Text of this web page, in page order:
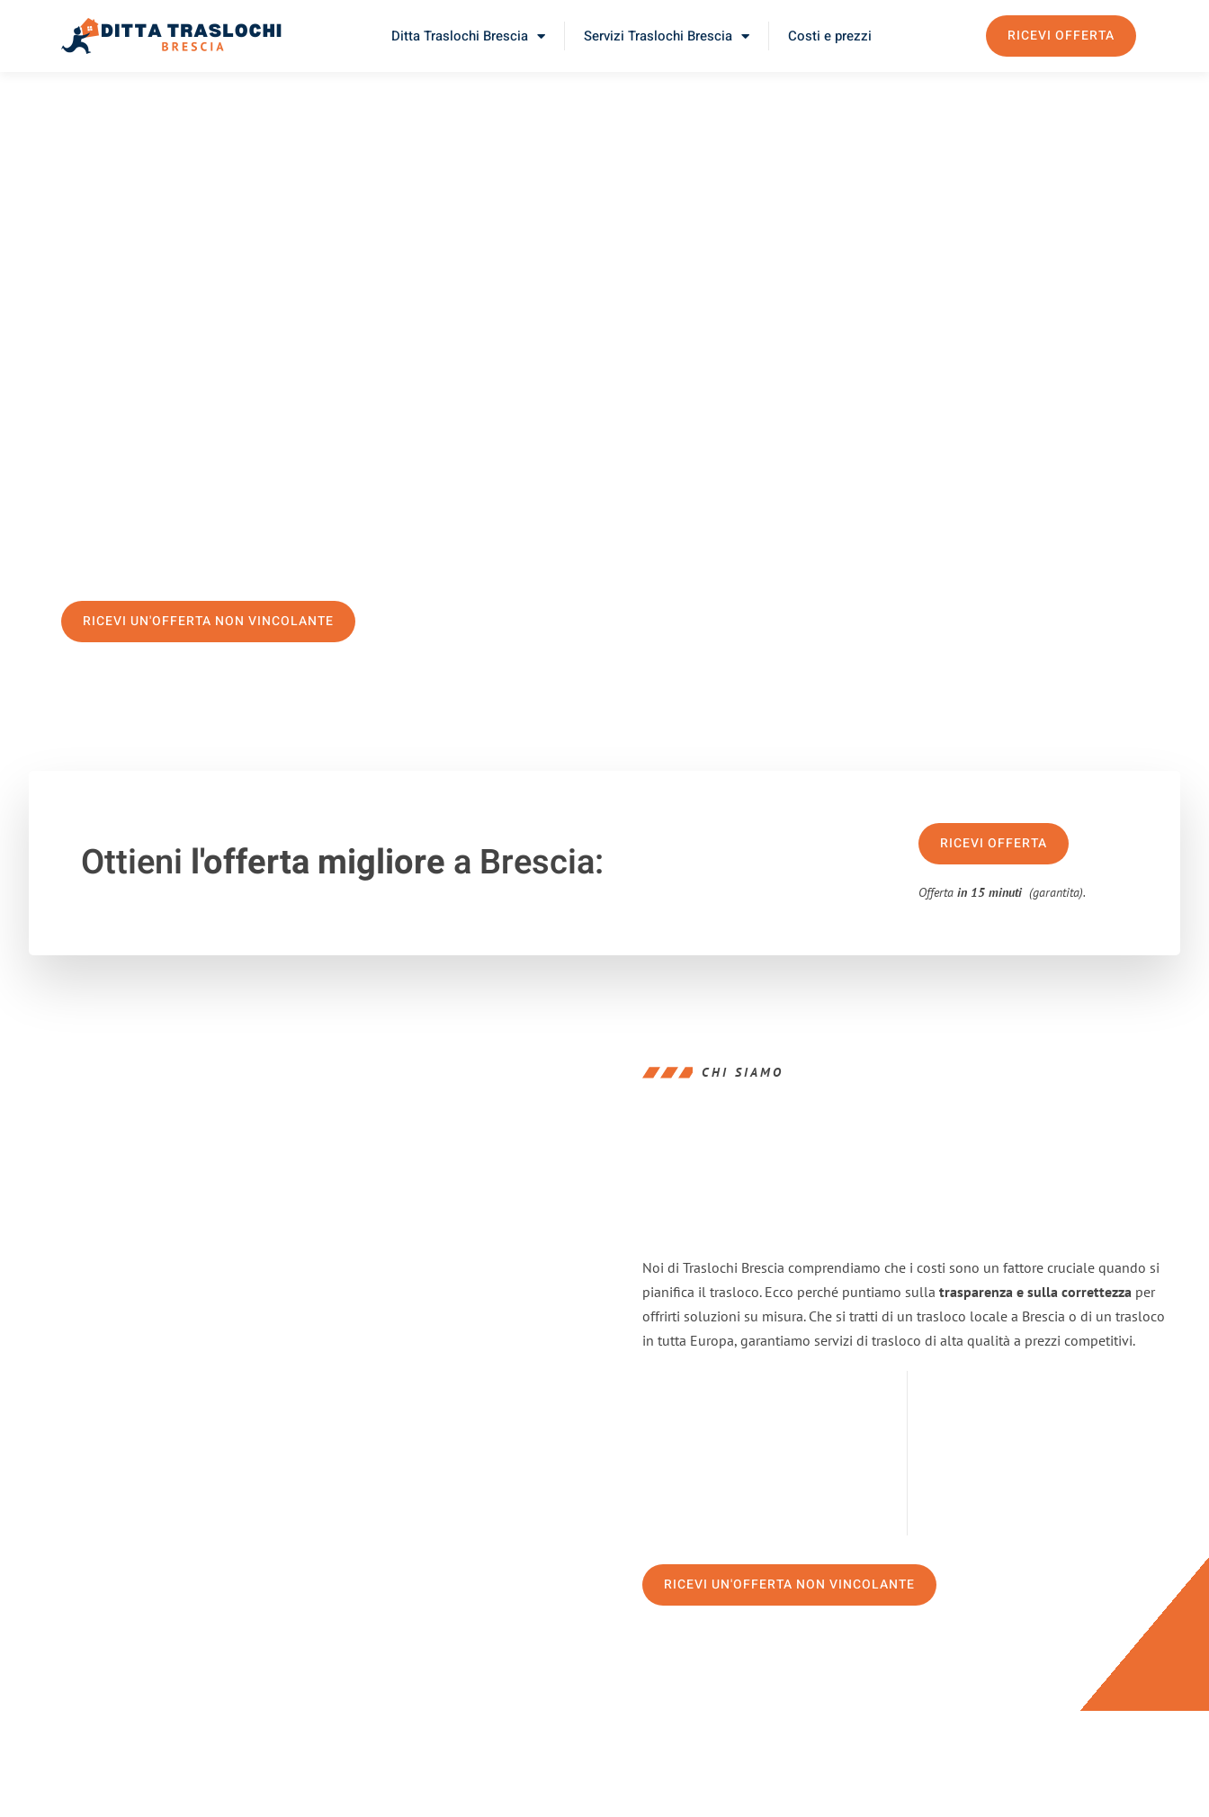
Ditta Traslochi Brescia Servizi Traslochi Brescia Costi e prezzi RICEVI OFFERTA
RICEVI UN'OFFERTA NON VINCOLANTE
Ottieni l'offerta migliorea Brescia: RICEVI OFFERTA
Offertain 15 minuti (garantita).
CHI SIAMO
Noi di Traslochi Brescia comprendiamo che i costi sono un fattore cruciale quando si
pianifica il trasloco. Ecco perché puntiamo sulla trasparenza e sulla correttezza per
offrirti soluzioni su misura. Che si tratti di un trasloco locale a Brescia o di un trasloco
in tutta Europa, garantiamo servizi di trasloco di alta qualità a prezzi competitivi.
RICEVI UN'OFFERTA NON VINCOLANTE